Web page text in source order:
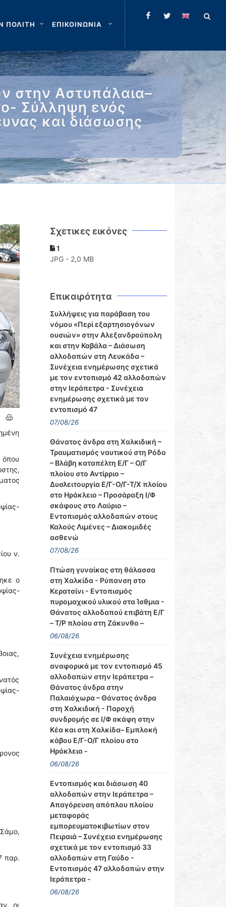
ΠΟΛΙΤΗ ΕΠΙΚΟΙΝΩΝΙΑ
στην Αστυπάλαια–
Σύλληψη ενός
και διάσωσης
όπου
ν.
ο
παρ.
οι
Σχετικες εικόνες
1
JPG - 2,0 MB
Επικαιρότητα
Συλλήψεις για παράβαση του
νόμου «Περί εξαρτησιογόνων
ουσιών» στην Αλεξανδρούπολη
και στην Καβάλα – Διάσωση
αλλοδαπών στη Λευκάδα –
Συνέχεια ενημέρωσης σχετικά
με τον εντοπισμό 42 αλλοδαπών
στην Ιεράπετρα - Συνέχεια
ενημέρωσης σχετικά με τον
εντοπισμό 47
07/08/26
Θάνατος άνδρα στη Χαλκιδική –
Τραυματισμός ναυτικού στη Ρόδο
– Βλάβη καταπέλτη Ε/Γ – Ο/Γ
πλοίου στο Αντίρριο –
Δυσλειτουργία Ε/Γ-Ο/Γ-Τ/Χ πλοίου
στο Ηράκλειο – Προσάραξη Ι/Φ
σκάφους στο Λαύριο –
Εντοπισμός αλλοδαπών στους
Καλούς Λιμένες – Διακομιδές
ασθενώ
07/08/26
Πτώση γυναίκας στη θάλασσα
στη Χαλκίδα - Ρύπανση στο
Κερατσίνι - Εντοπισμός
πυρομαχικού υλικού στα Ίσθμια -
Θάνατος αλλοδαπού επιβάτη Ε/Γ
– Τ/Ρ πλοίου στη Ζάκυνθο –
06/08/26
Συνέχεια ενημέρωσης
αναφορικά με τον εντοπισμό 45
αλλοδαπών στην Ιεράπετρα –
Θάνατος άνδρα στην
Παλαιόχωρα – Θάνατος άνδρα
στη Χαλκιδική - Παροχή
συνδρομής σε Ι/Φ σκάφη στην
Κέα και στη Χαλκίδα– Εμπλοκή
κάβου Ε/Γ-Ο/Γ πλοίου στο
Ηράκλειο -
06/08/26
Εντοπισμός και διάσωση 40
αλλοδαπών στην Ιεράπετρα –
Απαγόρευση απόπλου πλοίου
μεταφοράς
εμπορευματοκιβωτίων στον
Πειραιά – Συνέχεια ενημέρωσης
σχετικά με τον εντοπισμό 33
αλλοδαπών στη Γαύδο -
Εντοπισμός 47 αλλοδαπών στην
Ιεράπετρα -
06/08/26